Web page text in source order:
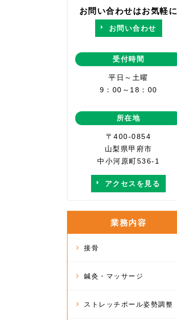
お問い合わせはお気軽に
お問い合わせ
受付時間
平日～土曜
9：00～18：00
所在地
〒400-0854
山梨県甲府市
中小河原町536-1
アクセスを見る
業務内容
接骨
鍼灸・マッサージ
ストレッチポール姿勢調整